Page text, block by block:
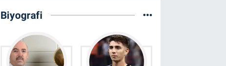
Biyografi